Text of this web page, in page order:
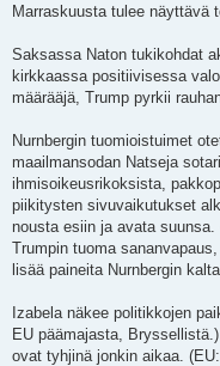
Marraskuusta tulee näyttävä
Saksassa Naton tukikohdat
kirkkaassa positiivisessa
määrääjä, Trump pyrkii
Nurnbergin tuomioistuimet
maailmansodan Natseja
ihmisoikeusrikoksista,
piikitysten sivuvaikutukset
nousta esiin ja avata
Trumpin tuoma
lisää paineita Nurnbergin
Izabela näkee politikkojen
EU päämajasta,
ovat tyhjinä jonkin aikaa.